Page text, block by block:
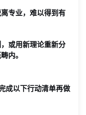
专业，难以得到有
或用新理论重新分
内。
成以下行动清单再做